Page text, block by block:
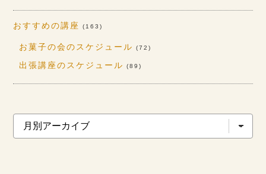
おすすめの講座 (163)
お菓子の会のスケジュール (72)
出張講座のスケジュール (89)